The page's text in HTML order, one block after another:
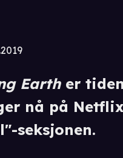
Earther
nå på
seksjonen.